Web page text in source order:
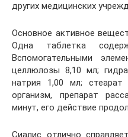
других медицинских
Основное активное
Одна таблетка
Вспомогательными
целлюлозы 8,10 мл;
натрия 1,00 мл;
организм, препарат
минут, его действие
Сиалис отлично